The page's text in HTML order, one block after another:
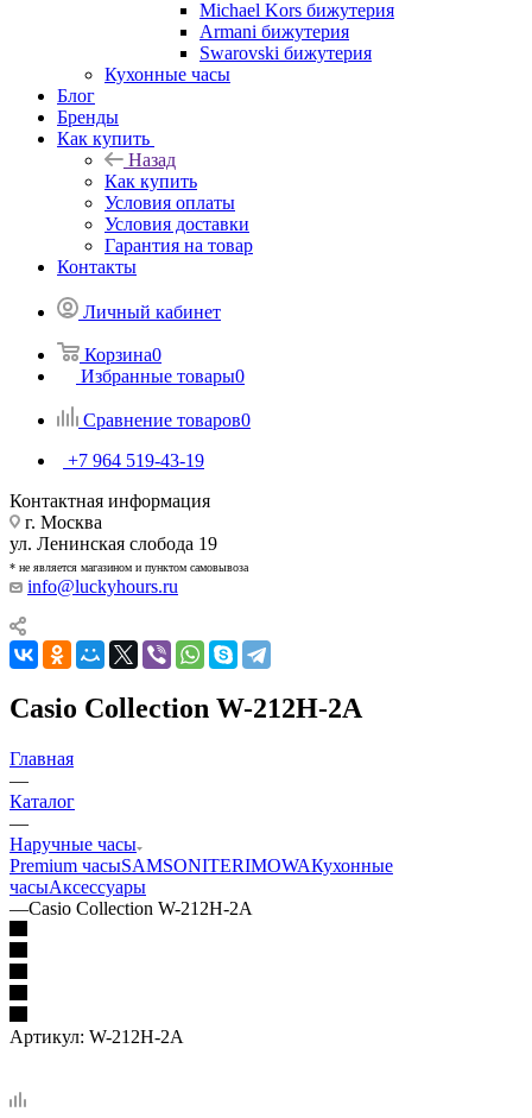
Michael Kors бижутерия
Armani бижутерия
Swarovski бижутерия
Кухонные часы
Блог
Бренды
Как купить
Назад
Как купить
Условия оплаты
Условия доставки
Гарантия на товар
Контакты
Личный кабинет
Корзина0
Избранные товары0
Сравнение товаров0
+7 964 519-43-19
Контактная информация
г. Москва
ул. Ленинская слобода 19
* не является магазином и пунктом самовывоза
info@luckyhours.ru
Casio Collection W-212H-2A
Главная
—
Каталог
—
Наручные часы
Premium часыSAMSONITERIMOWAКухонные
часыАксессуары
—Casio Collection W-212H-2A
Артикул: W-212H-2A